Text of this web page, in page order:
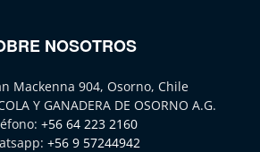
NOSOTROS
Mackenna 904, Osorno, Chile
Y GANADERA DE OSORNO A.G.
+56 64 223 2160
+56 9 57244942